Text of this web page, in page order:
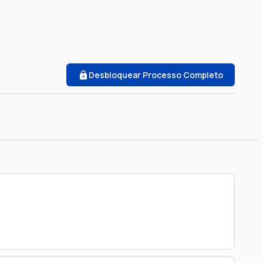
Desbloquear Processo Completo